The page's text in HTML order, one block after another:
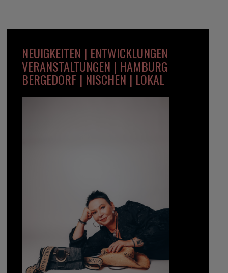
NEUIGKEITEN | ENTWICKLUNGEN
VERANSTALTUNGEN | HAMBURG
BERGEDORF | NISCHEN | LOKAL